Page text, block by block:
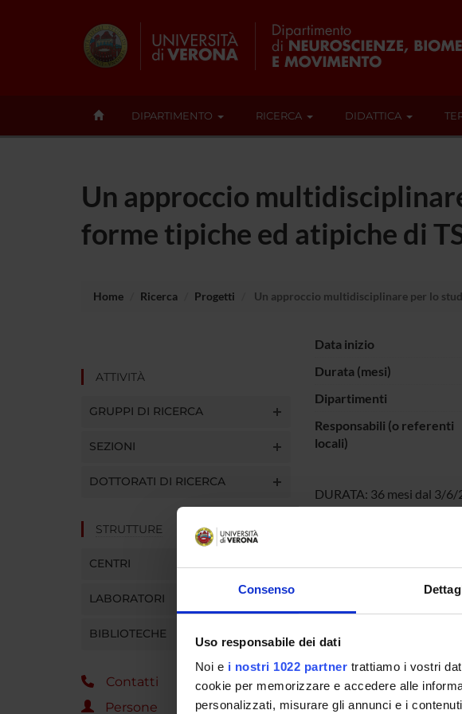
Consenso
Uso responsabile dei dati
Noi e i nostri 1022 partner trattiamo i vostri
cookie per memorizzare e accedere alle
personalizzati, misurare gli annunci e i
DIPARTIMENTO RICERCA DIDATTICA
Un approccio
forme tipiche ed atipiche di
Home Ricerca Progetti Un approccio multidisciplinare per lo
ATTIVITÀ
GRUPPI DI RICERCA
SEZIONI
DOTTORATI DI RICERCA
STRUTTURE
CENTRI
LABORATORI
BIBLIOTECHE
Contatti
Persone
Data inizio
Durata (mesi)
Dipartimenti
Responsabili (o referenti
locali)
DURATA: 36 mesi dal 3/6/
RESPONSABILE
Ente finanziatore: Istituto
Sperimentale del
Liguria e Valle d’Aosta